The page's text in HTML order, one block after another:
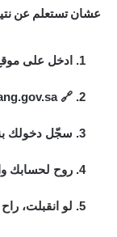
عشان تستعلم عن
ادخل على
🔗
سجّل دخولك
روح لحسابك
لو انقبلت،